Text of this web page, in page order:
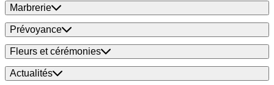
Marbrerie
Prévoyance
Fleurs et cérémonies
Actualités